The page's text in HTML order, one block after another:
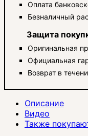
Оплата
Безналичный
Защита
Оригинальная
Официальная
Возврат в
Описание
Видео
Также